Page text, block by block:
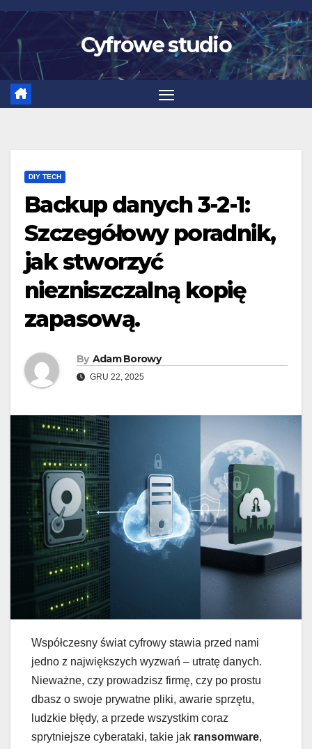
Skip
content
Cyfrowe studio
DIY TECH
Backup danych 3-2-1:
Szczegółowy poradnik,
jak stworzyć
niezniszczalną kopię
zapasową.
By Adam Borowy
GRU 22, 2025
Współczesny świat cyfrowy stawia przed nami
jedno z największych wyzwań – utratę danych.
Nieważne, czy prowadzisz firmę, czy po prostu
dbasz o swoje prywatne pliki, awarie sprzętu,
ludzkie błędy, a przede wszystkim coraz
sprytniejsze cyberataki, takie jak ransomware,